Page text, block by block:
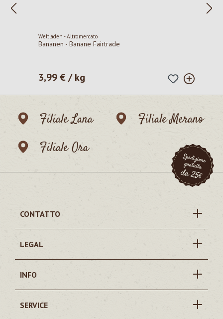
Weltladen - Altromercato
Bananen - Banane Fairtrade
Prezzo normale:
3,99 € / kg
Filiale Lana
Filiale Merano
Filiale Ora
CONTATTO
LEGAL
INFO
SERVICE